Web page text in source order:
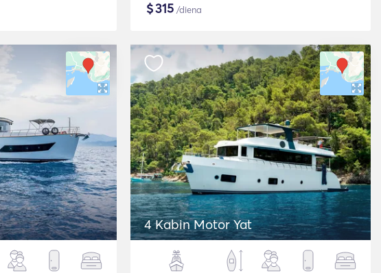
$315 /diena
4 Kabin Motor Yat